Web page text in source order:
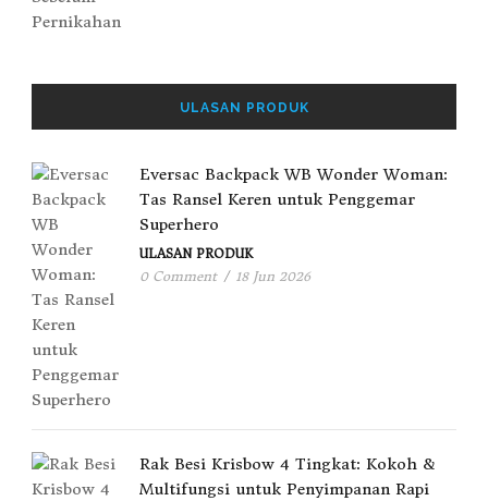
ULASAN PRODUK
Eversac Backpack WB Wonder Woman:
Tas Ransel Keren untuk Penggemar
Superhero
ULASAN PRODUK
0 Comment / 18 Jun 2026
Rak Besi Krisbow 4 Tingkat: Kokoh &
Multifungsi untuk Penyimpanan Rapi